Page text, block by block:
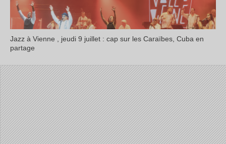
Jazz à Vienne , jeudi 9 juillet : cap sur les Caraïbes, Cuba en
partage